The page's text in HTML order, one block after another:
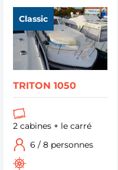
Classic
TRITON 1050
2 cabines + le carré
6 / 8 personnes